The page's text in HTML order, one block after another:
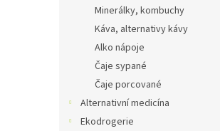
Minerálky, kombuchy
Káva, alternativy kávy
Alko nápoje
Čaje sypané
Čaje porcované
Alternativní medicína
Ekodrogerie